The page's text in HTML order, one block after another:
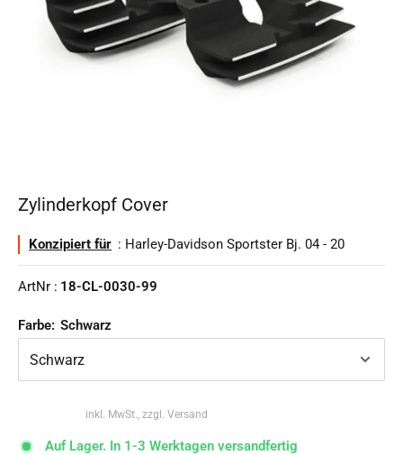
Zylinderkopf Cover
Konzipiert für : Harley-Davidson Sportster Bj. 04 - 20
ArtNr : 18-CL-0030-99
Farbe: Schwarz
inkl. MwSt., zzgl. Versand
Auf Lager. In 1-3 Werktagen versandfertig